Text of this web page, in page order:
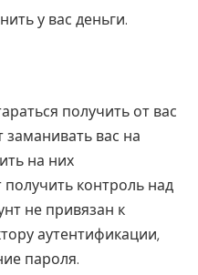
у вас деньги.
получить от вас
вас на
на них
контроль над
не привязан к
аутентификации,
пароля.